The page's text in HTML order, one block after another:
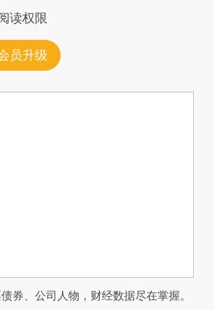
读权限
员升级
券、公司人物，财经数据尽在掌握。